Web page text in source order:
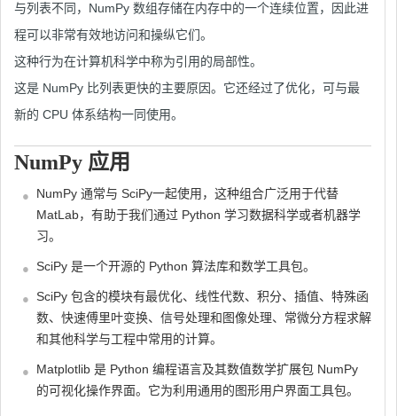
与列表不同，NumPy 数组存储在内存中的一个连续位置，因此进
程可以非常有效地访问和操纵它们。
这种行为在计算机科学中称为引用的局部性。
这是 NumPy 比列表更快的主要原因。它还经过了优化，可与最
新的 CPU 体系结构一同使用。
NumPy 应用
NumPy 通常与 SciPy一起使用，这种组合广泛用于代替
MatLab，有助于我们通过 Python 学习数据科学或者机器学
习。
SciPy 是一个开源的 Python 算法库和数学工具包。
SciPy 包含的模块有最优化、线性代数、积分、插值、特殊函
数、快速傅里叶变换、信号处理和图像处理、常微分方程求解
和其他科学与工程中常用的计算。
Matplotlib 是 Python 编程语言及其数值数学扩展包 NumPy
的可视化操作界面。它为利用通用的图形用户界面工具包。